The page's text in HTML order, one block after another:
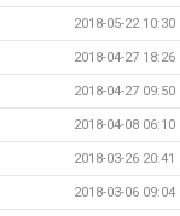
2018-05-22 10:30
2018-04-27 18:26
2018-04-27 09:50
2018-04-08 06:10
2018-03-26 20:41
2018-03-06 09:04